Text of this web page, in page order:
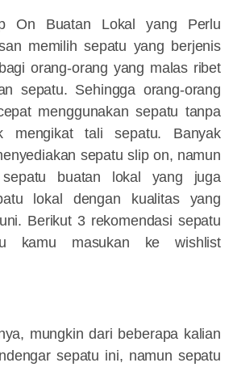
On Buatan Lokal yang Perlu
memilih sepatu yang berjenis
orang-orang yang malas ribet
sepatu. Sehingga orang-orang
menggunakan sepatu tanpa
mengikat tali sepatu. Banyak
sepatu slip on, namun
buatan lokal yang juga
lokal dengan kualitas yang
Berikut 3 rekomendasi sepatu
kamu masukan ke wishlist
mungkin dari beberapa kalian
sepatu ini, namun sepatu